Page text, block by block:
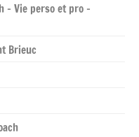
– Vie perso et pro –
Brieuc